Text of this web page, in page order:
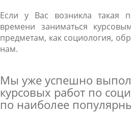
Если у Вас возникла такая
времени заниматься
предметам, как социология,
нам.
Мы уже успешно
курсовых работ по
по наиболее